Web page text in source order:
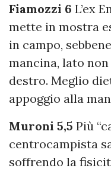
Fiamozzi 6 L’ex
mette in mostra
in campo,
mancina, lato
destro. Meglio
appoggio alla
Muroni 5,5 Più
centrocampista
soffrendo la